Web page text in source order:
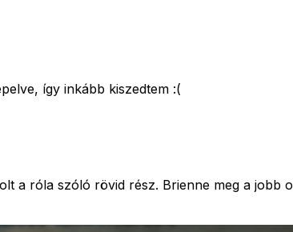
így inkább kiszedtem :(
a róla szóló rövid rész. Brienne meg a jobb